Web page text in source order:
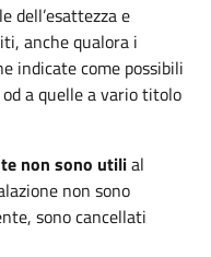
dell’esattezza e
anche qualora i
indicate come possibili
a quelle a vario titolo
non sono utilial
non sono
sono cancellati